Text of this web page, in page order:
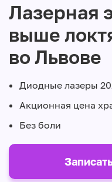
Лазерная
выше
во Львове
Диодные лазеры
Акционная цена
Без боли